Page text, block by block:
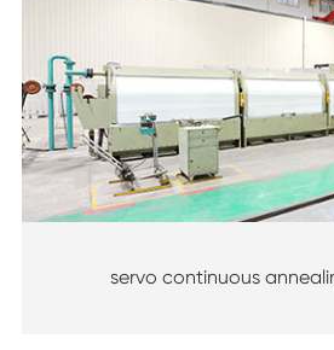
servo continuous